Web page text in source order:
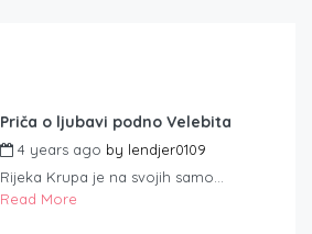
Priča o ljubavi podno Velebita
4 years ago by lendjer0109
Rijeka Krupa je na svojih samo...
Read More